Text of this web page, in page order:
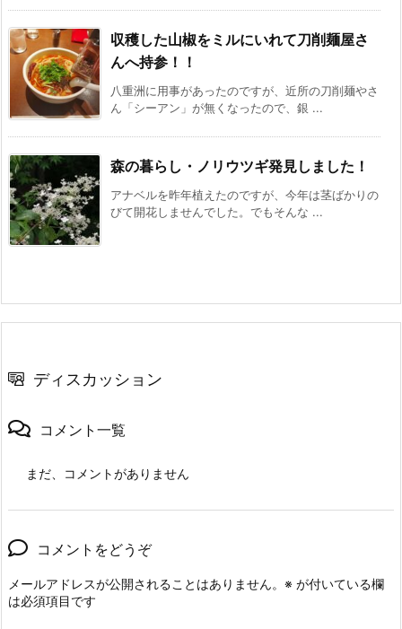
収穫した山椒をミルにいれて刀削麺屋さ
んへ持参！！
八重洲に用事があったのですが、近所の刀削麺やさ
ん「シーアン」が無くなったので、銀 ...
森の暮らし・ノリウツギ発見しました！
アナベルを昨年植えたのですが、今年は茎ばかりの
びて開花しませんでした。でもそんな ...
ディスカッション
コメント一覧
まだ、コメントがありません
コメントをどうぞ
メールアドレスが公開されることはありません。 ※ が付いている欄
は必須項目です